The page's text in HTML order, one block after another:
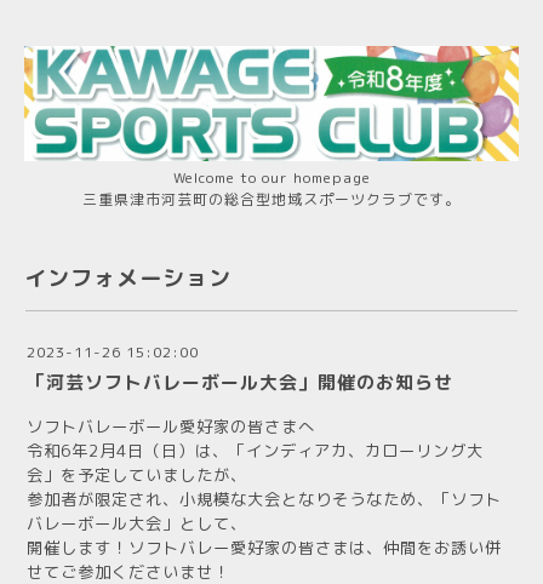
Welcome to our homepage
三重県津市河芸町の総合型地域スポーツクラブです。
インフォメーション
2023-11-26 15:02:00
「河芸ソフトバレーボール大会」開催のお知らせ
ソフトバレーボール愛好家の皆さまへ
令和6年2月4日（日）は、「インディアカ、カローリング大
会」を予定していましたが、
参加者が限定され、小規模な大会となりそうなため、「ソフト
バレーボール大会」として、
開催します！ ソフトバレー愛好家の皆さまは、仲間をお誘い併
せてご参加くださいませ！